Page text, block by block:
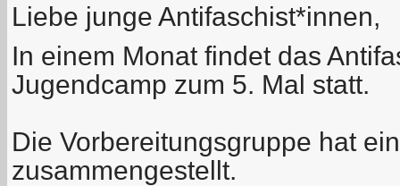
Liebe junge Antifaschist*innen,
In einem Monat findet das
Jugendcamp zum 5. Mal statt.
Die Vorbereitungsgruppe hat
zusammengestellt.